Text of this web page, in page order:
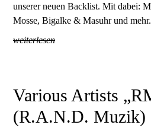
unserer neuen Backlist. Mit dabei:
Mosse, Bigalke & Masuhr und mehr.
weiterlesen
Various Artists
(R.A.N.D. Muzik)